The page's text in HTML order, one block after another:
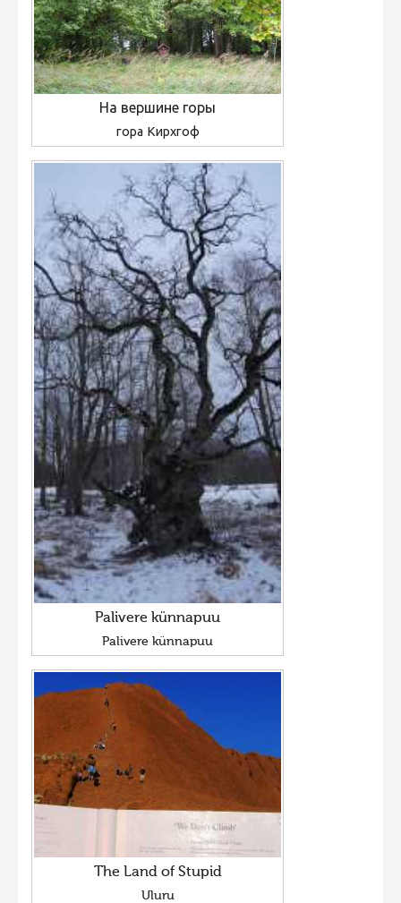
На вершине горы
гора Кирхгоф
Palivere künnapuu
Palivere künnapuu
The Land of Stupid
Uluru